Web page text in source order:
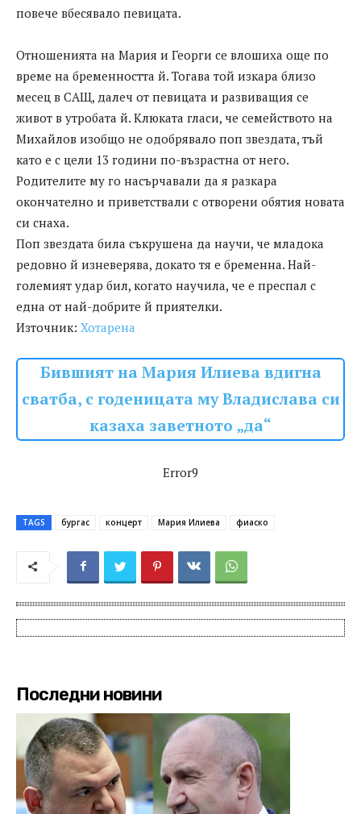
повече вбесявало певицата.
Отношенията на Мария и Георги се влошиха още по
време на бременността й. Тогава той изкара близо
месец в САЩ, далеч от певицата и развиващия се
живот в утробата й. Клюката гласи, че семейството на
Михайлов изобщо не одобрявало поп звездата, тъй
като е с цели 13 години по-възрастна от него.
Родителите му го насърчавали да я разкара
окончателно и приветствали с отворени обятия новата
си снаха.
Поп звездата била съкрушена да научи, че младока
редовно й изневерява, докато тя е бременна. Най-
големият удар бил, когато научила, че е преспал с
една от най-добрите й приятелки.
Източник: Хотарена
Бившият на Мария Илиева вдигна
сватба, с годеницата му Владислава си
казаха заветното „да“
Error9
TAGS бургас концерт Мария Илиева фиаско
Последни новини